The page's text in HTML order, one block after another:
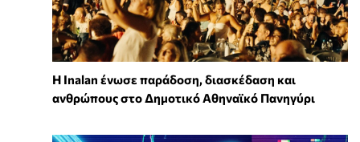
Η Inalan ένωσε παράδοση, διασκέδαση και
ανθρώπους στο Δημοτικό Αθηναϊκό Πανηγύρι